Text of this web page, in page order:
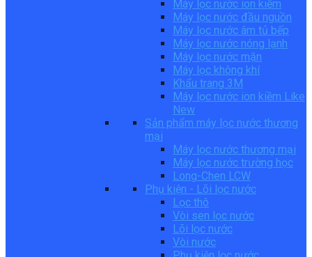
Máy lọc nước ion kiềm
Máy lọc nước đầu nguồn
Máy lọc nước âm tủ bếp
Máy lọc nước nóng lạnh
Máy lọc nước mặn
Máy lọc không khí
Khẩu trang 3M
Máy lọc nước ion kiềm Like
New
Sản phẩm máy lọc nước thương
mại
Máy lọc nước thương mại
Máy lọc nước trường học
Long-Chen LCW
Phụ kiện - Lõi lọc nước
Lọc thô
Vòi sen lọc nước
Lõi lọc nước
Vòi nước